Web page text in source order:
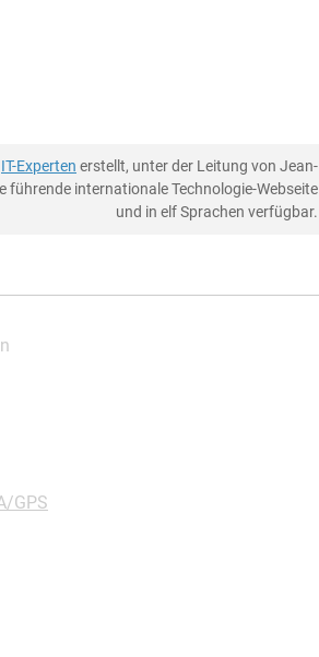
IT-Experten erstellt, unter der Leitung von Jean-
führende internationale Technologie-Webseite
und in elf Sprachen verfügbar.
GPS